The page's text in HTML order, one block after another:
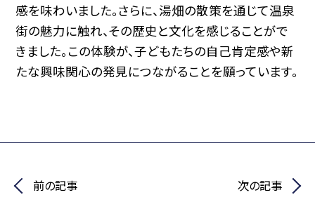
感を味わいました。さらに、湯畑の散策を通じて温泉
街の魅力に触れ、その歴史と文化を感じることがで
きました。この体験が、子どもたちの自己肯定感や新
たな興味関心の発見につながることを願っています。
前の記事 次の記事